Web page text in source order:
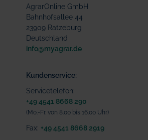
AgrarOnline GmbH
Bahnhofsallee 44
23909 Ratzeburg
Deutschland
info@myagrar.de
Kundenservice:
Servicetelefon:
+49 4541 8668 290
(Mo.-Fr. von 8.00 bis 16.00 Uhr)
Fax: +49 4541 8668 2919